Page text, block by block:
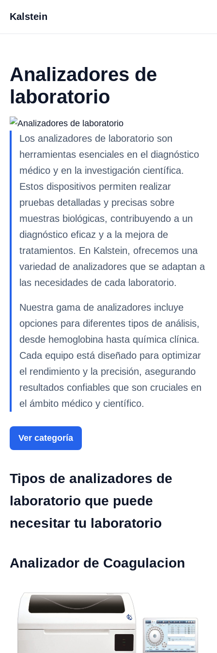
Kalstein
Analizadores de
laboratorio
Los analizadores de laboratorio son
herramientas esenciales en el diagnóstico
médico y en la investigación científica.
Estos dispositivos permiten realizar
pruebas detalladas y precisas sobre
muestras biológicas, contribuyendo a un
diagnóstico eficaz y a la mejora de
tratamientos. En Kalstein, ofrecemos una
variedad de analizadores que se adaptan a
las necesidades de cada laboratorio.
Nuestra gama de analizadores incluye
opciones para diferentes tipos de análisis,
desde hemoglobina hasta química clínica.
Cada equipo está diseñado para optimizar
el rendimiento y la precisión, asegurando
resultados confiables que son cruciales en
el ámbito médico y científico.
Ver categoría
Tipos de analizadores de
laboratorio que puede
necesitar tu laboratorio
Analizador de Coagulacion